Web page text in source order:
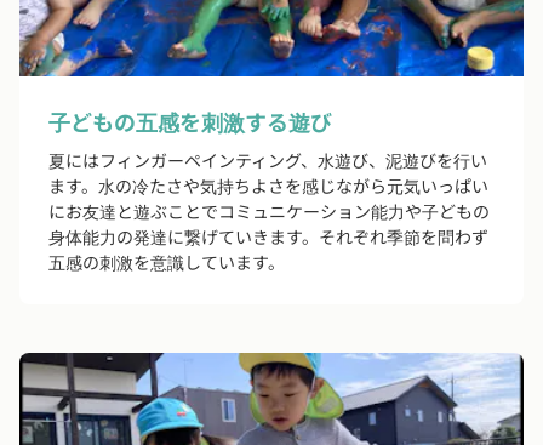
子どもの五感を刺激する遊び
夏にはフィンガーペインティング、水遊び、泥遊びを行い
ます。水の冷たさや気持ちよさを感じながら元気いっぱい
にお友達と遊ぶことでコミュニケーション能力や子どもの
身体能力の発達に繋げていきます。それぞれ季節を問わず
五感の刺激を意識しています。